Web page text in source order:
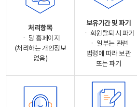
처리항목
ㆍ 당 홈페이지
(처리하는 개인정보
없음)
보유기간 및 파기
ㆍ 회원탈퇴 시 파기
ㆍ 일부는 관련
법령에 따라 보관
또는 파기